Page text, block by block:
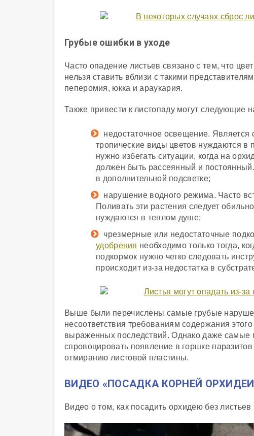
Грубые ошибки в уходе
Часто опадение листьев связано с тем, что
нельзя ставить вблизи с такими
пеперомия, юкка и араукария.
Также привести к листопаду могут следующие
недостаточное освещение. Является
тропические виды цветов нуждаются
нужно избегать ситуации, когда на
должен быть рассеянный и
в дополнительной подсветке;
нарушение водного режима. Часто
Поливать эти растения следует
нуждаются в теплом душе;
чрезмерные или недостаточные
удобрения необходимо только тогда,
подкормок нужно четко следовать
происходит из-за недостатка в
Выше были перечислены самые грубые
несоответствия требованиям содержания
выраженных последствий. Однако даже самые
спровоцировать появление в горшке
отмиранию листовой пластины.
ВИДЕО «ПОСАДКА КОРНЕЙ ОРХИДЕИ
Видео о том, как посадить орхидею без